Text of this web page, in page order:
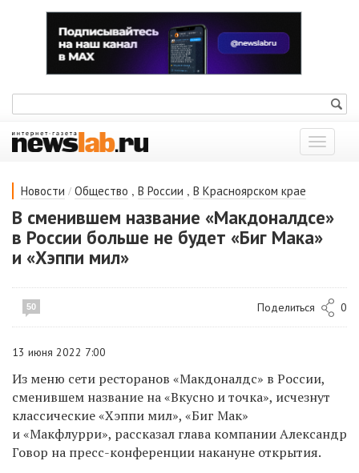
Показать
меню
Новости / Общество , В России , В Красноярском крае
В сменившем название «Макдоналдсе»
в России больше не будет «Биг Мака»
и «Хэппи мил»
50 Поделиться 0
13 июня 2022 7:00
Из меню сети ресторанов «Макдоналдс» в России,
сменившем название на «Вкусно и точка», исчезнут
классические«Хэппи мил», «Биг Мак»
и «Макфлурри», рассказал глава компании Александр
Говор на пресс-конференции накануне открытия.